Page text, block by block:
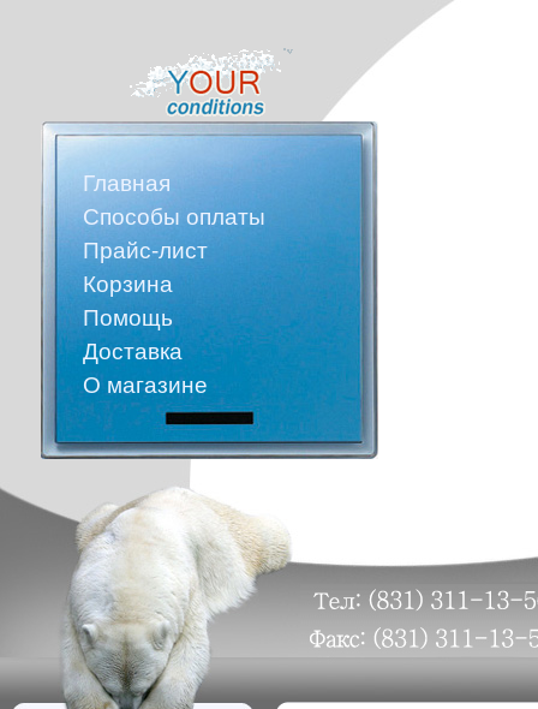
Главная
Способы оплаты
Прайс-лист
Корзина
Помощь
Доставка
О магазине